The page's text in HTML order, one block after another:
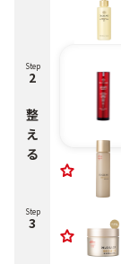
Step
2
整
え
る
Step
3